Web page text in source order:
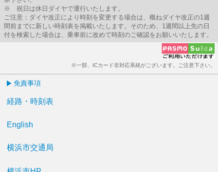
※ 祝日は休日ダイヤで運行いたします。
ご注意：ダイヤ改正により時刻を変更する場合は、概ねダイヤ改正の1週
間前までに新しい時刻表を掲載いたします。そのため、1週間以上先の日
付を検索した場合は、乗車前に改めて時刻のご確認をお願いいたします。
※一部、ICカード非対応系統がございます。ご注意下さい。
免責事項
経路・時刻表
English
横浜市交通局